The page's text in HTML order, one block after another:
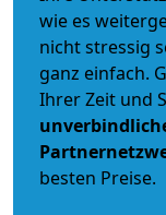
wie es
nicht stressig
ganz einfach.
Ihrer Zeit und
besten Preise.